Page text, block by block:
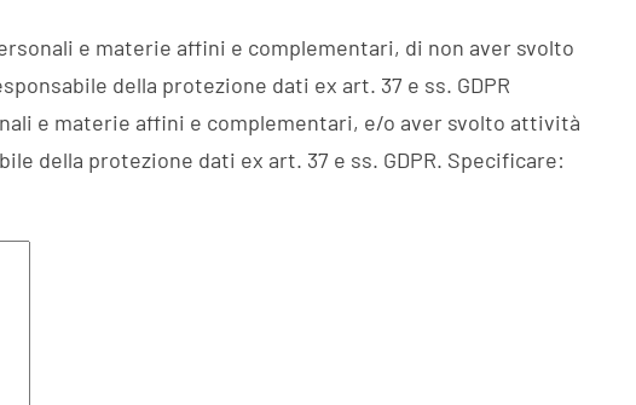
e materie affini e complementari, di non aver svolto
della protezione dati ex art. 37 e ss. GDPR
e materie affini e complementari, e/o aver svolto attività
della protezione dati ex art. 37 e ss. GDPR. Specificare: